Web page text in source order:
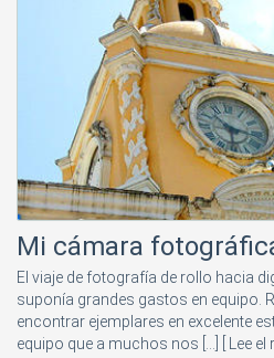
Mi cámara
El viaje de fotografía de rollo hacia
suponía grandes gastos en equipo.
encontrar ejemplares en excelente
equipo que a muchos nos [...]
[ Lee el